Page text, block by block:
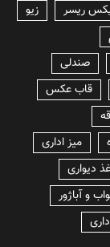
ریسر
زیو
صندلی
قاب عکس
میز اداری
دیواری
و آباژور